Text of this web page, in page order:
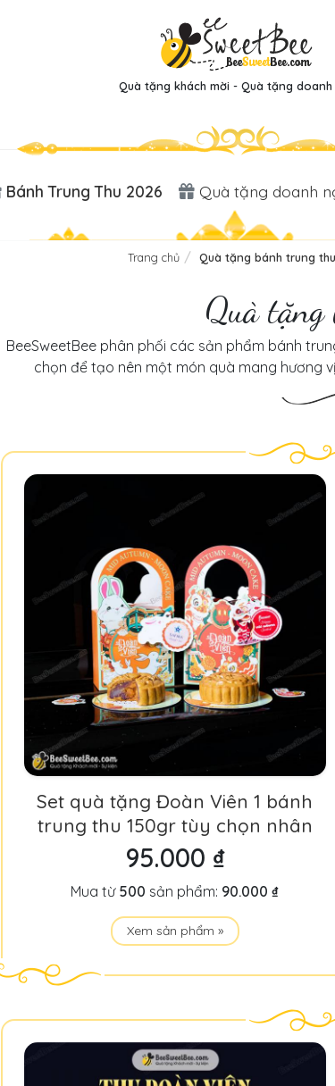
Quà tặng khách mời - Quà tặng doanh
Bánh Trung Thu 2026 Quà tặng doanh
Trang chủ Quà tặng bánh trung thu
Quà
BeeSweetBee phân phối các sản phẩm bánh
chọn để tạo nên một món quà mang hương
Set quà tặng Đoàn Viên 1 bánh
trung thu 150gr tùy chọn nhân
95.000 ₫
Mua từ 500 sản phẩm: 90.000 ₫
Xem sản phẩm »